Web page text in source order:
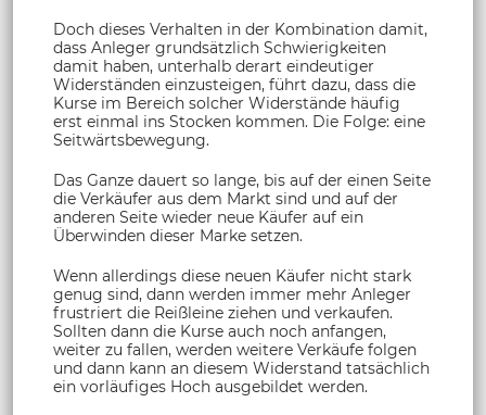
Doch dieses Verhalten in der Kombination damit,
dass Anleger grundsätzlich Schwierigkeiten
damit haben, unterhalb derart eindeutiger
Widerständen einzusteigen, führt dazu, dass die
Kurse im Bereich solcher Widerstände häufig
erst einmal ins Stocken kommen. Die Folge: eine
Seitwärtsbewegung.
Das Ganze dauert so lange, bis auf der einen Seite
die Verkäufer aus dem Markt sind und auf der
anderen Seite wieder neue Käufer auf ein
Überwinden dieser Marke setzen.
Wenn allerdings diese neuen Käufer nicht stark
genug sind, dann werden immer mehr Anleger
frustriert die Reißleine ziehen und verkaufen.
Sollten dann die Kurse auch noch anfangen,
weiter zu fallen, werden weitere Verkäufe folgen
und dann kann an diesem Widerstand tatsächlich
ein vorläufiges Hoch ausgebildet werden.